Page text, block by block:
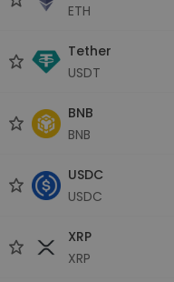
ETH
Tether
USDT
BNB
BNB
USDC
USDC
XRP
XRP